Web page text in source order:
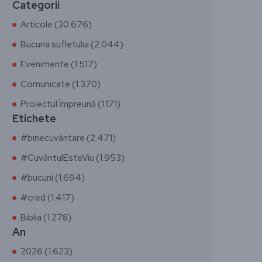
Categorii
Articole (30.676)
Bucuria sufletului (2.044)
Evenimente (1.517)
Comunicate (1.370)
Proiectul Împreună (1.171)
Etichete
#binecuvântare (2.471)
#CuvântulEsteViu (1.953)
#bucurii (1.694)
#cred (1.417)
Biblia (1.278)
An
2026 (1.623)